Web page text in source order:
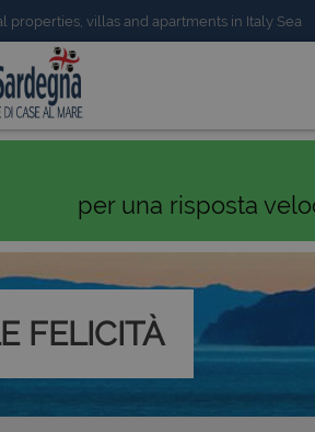
properties, villas and apartments in Italy Sea
per una risposta
FELICITÀ